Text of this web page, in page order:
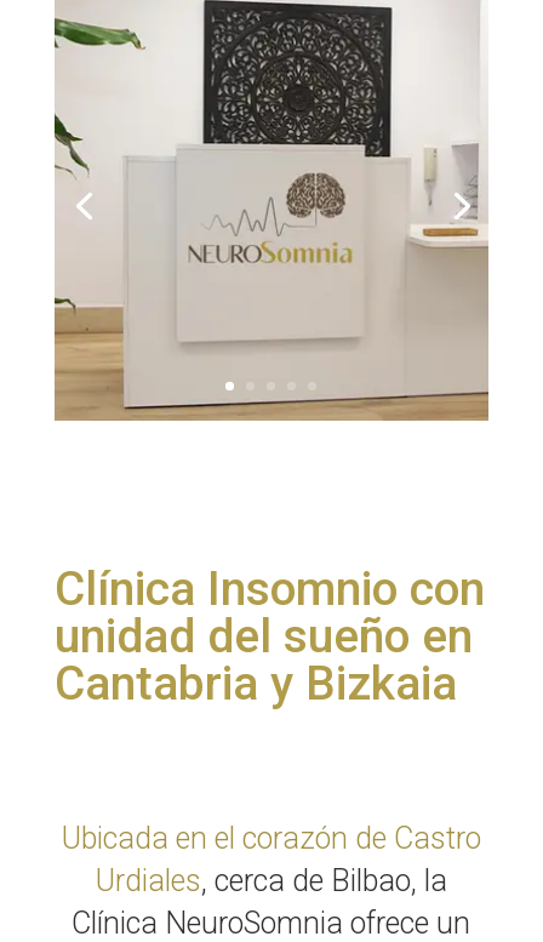
Clínica Insomnio con
unidad del sueño en
Cantabria y Bizkaia
Ubicada en el corazón de Castro
Urdiales, cerca de Bilbao, la
Clínica NeuroSomnia ofrece un